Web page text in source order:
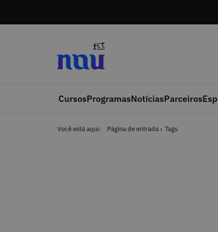
CursosProgramasNotíciasParceiros
Você está aqui: Página de entrada Tags